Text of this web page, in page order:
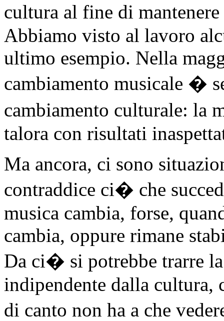
cultura al fine di
Abbiamo visto al lavoro
ultimo esempio. Nella
cambiamento musicale �
cambiamento culturale: la
talora con risultati
Ma ancora, ci sono
contraddice ci� che
musica cambia, forse,
cambia, oppure rimane
Da ci� si potrebbe trarre
indipendente dalla cultura,
di canto non ha a che